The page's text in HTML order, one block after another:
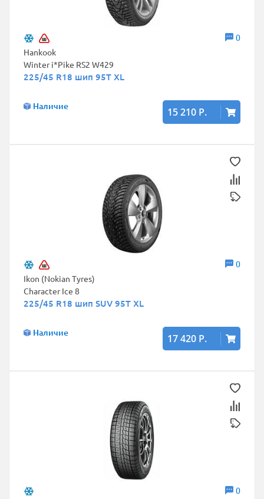
0
Hankook
Winter i*Pike RS2 W429
225/45 R18 шип 95T XL
Наличие 15 210 Р.
0
Ikon (Nokian Tyres)
Character Ice 8
225/45 R18 шип SUV 95T XL
Наличие 17 420 Р.
0